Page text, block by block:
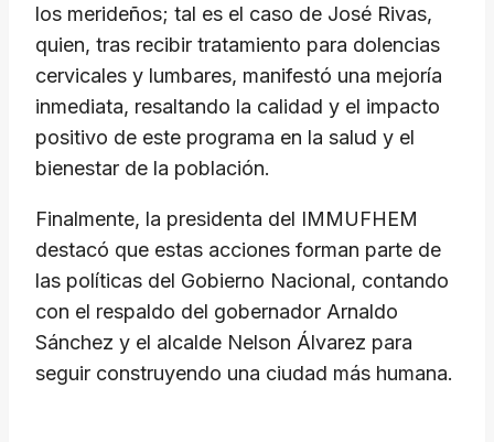
los merideños; tal es el caso de José Rivas,
quien, tras recibir tratamiento para dolencias
cervicales y lumbares, manifestó una mejoría
inmediata, resaltando la calidad y el impacto
positivo de este programa en la salud y el
bienestar de la población.
​Finalmente, la presidenta del IMMUFHEM
destacó que estas acciones forman parte de
las políticas del Gobierno Nacional, contando
con el respaldo del gobernador Arnaldo
Sánchez y el alcalde Nelson Álvarez para
seguir construyendo una ciudad más humana.